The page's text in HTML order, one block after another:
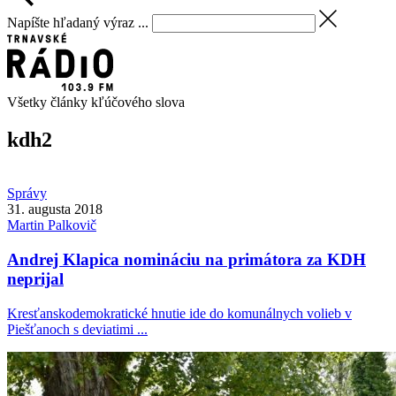
Napíšte hľadaný výraz ...
Všetky články kľúčového slova
kdh2
Správy
31. augusta 2018
Martin Palkovič
Andrej Klapica nomináciu na primátora za KDH
neprijal
Kresťanskodemokratické hnutie ide do komunálnych volieb v
Piešťanoch s deviatimi ...